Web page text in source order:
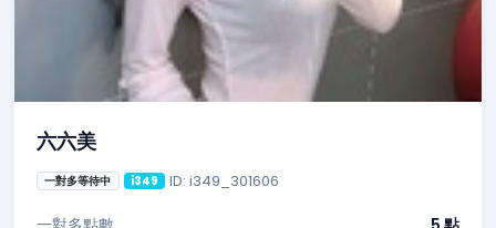
六六美
一對多等待中 i349 ID: i349_301606